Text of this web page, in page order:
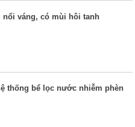
váng, có mùi hôi tanh
thống bể lọc nước nhiễm phèn